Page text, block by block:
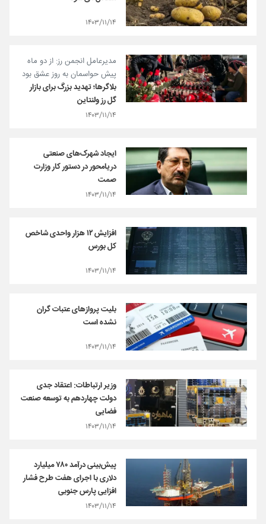
۱۴۰۳/۱۱/۱۴
مدیرعامل انجمن رز: از دو ماه
پیش حواسمان به روز عشق بود
بلاگرها؛ تهدید بزرگ برای بازار
گل رز ولنتاین
۱۴۰۳/۱۱/۱۴
ایجاد شهرک‌های صنعتی
دریامحور در دستور کار وزارت
صمت
۱۴۰۳/۱۱/۱۴
افزایش ۱۲ هزار واحدی شاخص
کل بورس
۱۴۰۳/۱۱/۱۴
بلیت پروازهای عتبات گران
نشده است
۱۴۰۳/۱۱/۱۴
وزیر ارتباطات: اعتقاد جدی
دولت چهاردهم به توسعه صنعت
فضایی
۱۴۰۳/۱۱/۱۴
پیش‌بینی درآمد ۷۸۰ میلیارد
دلاری با اجرای هفت طرح فشار
افزایی پارس جنوبی
۱۴۰۳/۱۱/۱۴